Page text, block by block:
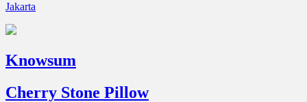
Jakarta
Knowsum
Cherry Stone Pillow